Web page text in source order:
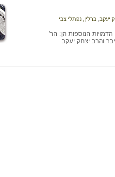
יעקב ברלין, נפתלי צבי
הנוספות הן: הר'
והרב יצחק יעקב